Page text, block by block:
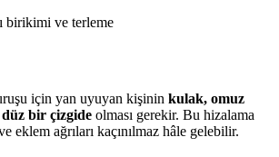
birikimi ve terleme
için yan uyuyan kişinin kulak, omuz
düz bir çizgide olması gerekir. Bu hizalama
eklem ağrıları kaçınılmaz hâle gelebilir.